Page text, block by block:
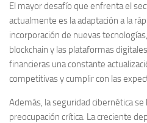
El mayor desafío que enfrenta el
actualmente es laadaptación a la
incorporación de nuevas
blockchain y las plataformas
financieras una constante
competitivas y cumplir con las
Además, laseguridad cibernéticase
preocupación crítica. La creciente